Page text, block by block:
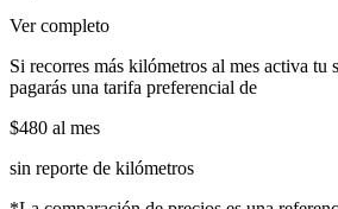
Ver completo
Si recorres más kilómetros al mes activa tu
pagarás una tarifa preferencial de
$480 al mes
sin reporte de kilómetros